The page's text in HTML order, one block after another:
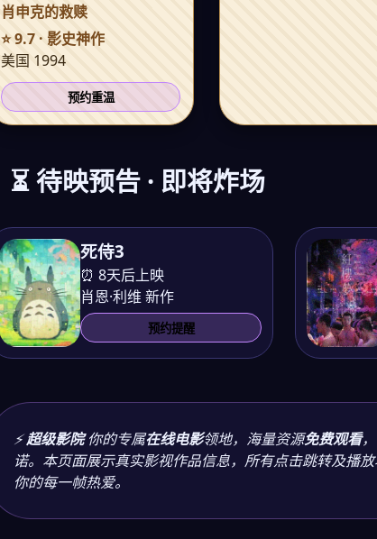
肖申克的救赎
⭐ 9.7 · 影史神作
美国 1994
预约重温
⏳ 待映预告 · 即将炸场
死侍3
⏰ 8天后上映
肖恩·利维 新作
预约提醒
⚡超级影院你的专属在线电影领地，海量资源免费观看
诺。本页面展示真实影视作品信息，所有点击跳转及播
你的每一帧热爱。